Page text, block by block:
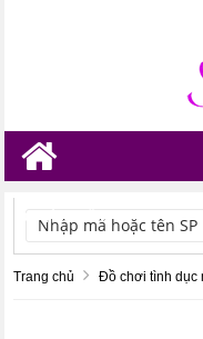
TÌM KIẾM
Trang chủ Đồ chơi tình dục